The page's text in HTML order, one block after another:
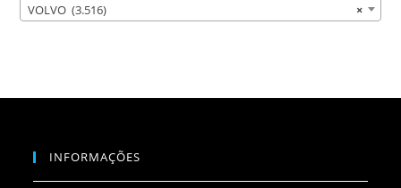
×
VOLVO (3.516)
INFORMAÇÕES